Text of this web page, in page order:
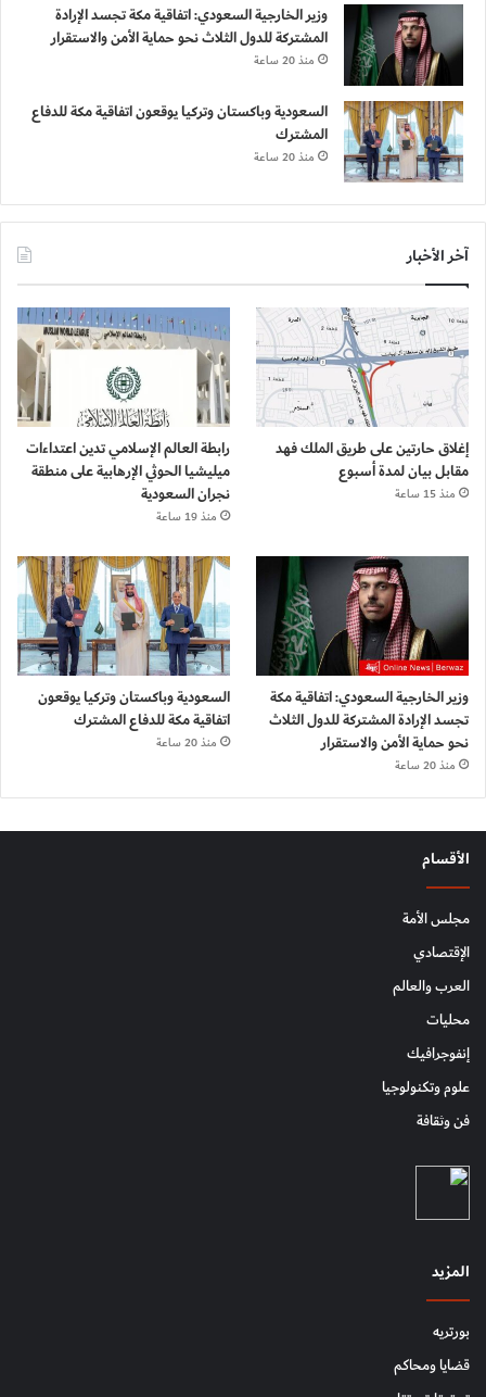
وزير الخارجية السعودي: اتفاقية مكة تجسد الإرادة
المشتركة للدول الثلاث نحو حماية الأمن والاستقرار
منذ 20 ساعة
السعودية وباكستان وتركيا يوقعون اتفاقية مكة للدفاع
المشترك
منذ 20 ساعة
آخر الأخبار
إغلاق حارتين على طريق الملك فهد
مقابل بيان لمدة أسبوع
منذ 15 ساعة
رابطة العالم الإسلامي تدين اعتداءات
ميليشيا الحوثي الإرهابية على منطقة
نجران السعودية
منذ 19 ساعة
وزير الخارجية السعودي: اتفاقية مكة
تجسد الإرادة المشتركة للدول الثلاث
نحو حماية الأمن والاستقرار
منذ 20 ساعة
السعودية وباكستان وتركيا يوقعون
اتفاقية مكة للدفاع المشترك
منذ 20 ساعة
الأقسام
مجلس الأمة
الإقتصادي
العرب والعالم
محليات
إنفوجرافيك
علوم وتكنولوجيا
فن وثقافة
المزيد
بورتريه
قضايا ومحاكم